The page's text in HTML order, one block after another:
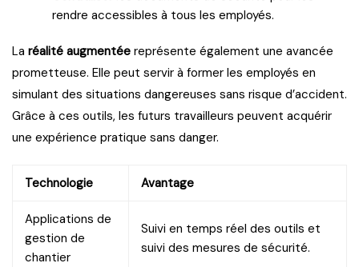
rendre accessibles à tous les employés.
La réalité augmentée représente également une avancée
prometteuse. Elle peut servir à former les employés en
simulant des situations dangereuses sans risque d’accident.
Grâce à ces outils, les futurs travailleurs peuvent acquérir
une expérience pratique sans danger.
Technologie Avantage
Applications de
gestion de
chantier
Suivi en temps réel des outils et
suivi des mesures de sécurité.